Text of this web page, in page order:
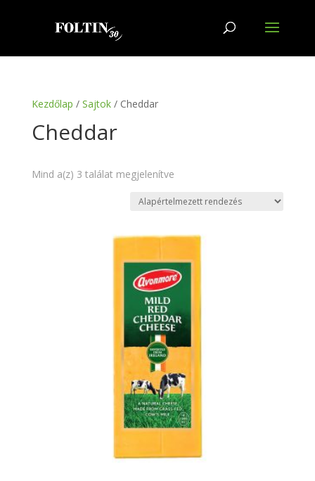
Kezdőlap / Sajtok/ Cheddar
Cheddar
Mind a(z) 3 találat megjelenítve